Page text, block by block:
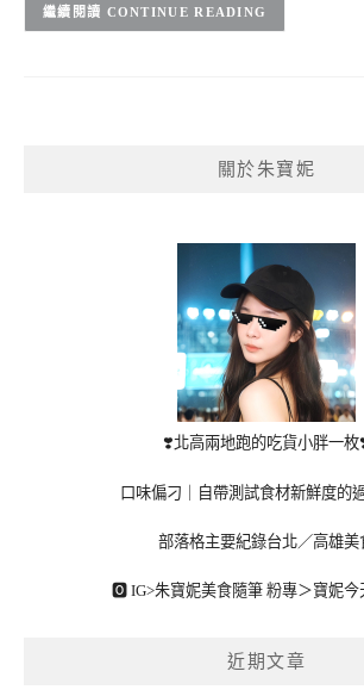
CONTINUE READING
關於朱寶妮
❣️北高兩地跑的吃貨小胖一枚
口味偏刁｜自帶測試食材新鮮度的
部落格主要紀錄台北／高雄美
🅾 IG>朱寶妮美食隨筆 粉專＞寶妮今
近期文章